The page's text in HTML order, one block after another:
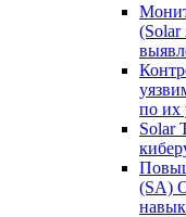
по их
Solar
(SA)